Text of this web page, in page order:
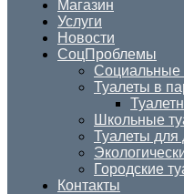
Магазин
Услуги
Новости
СоцПроблемы
Социальные
Туалеты в
Школьные
Туалеты для
Городские
Контакты